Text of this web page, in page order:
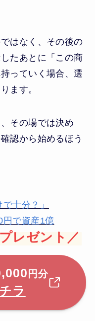
はなく、その後の
たあとに「この商
っていく場合、選
ます。
その場では決め
認から始めるほう
十分？」
円で資産1億
レゼント／
円分
ラ